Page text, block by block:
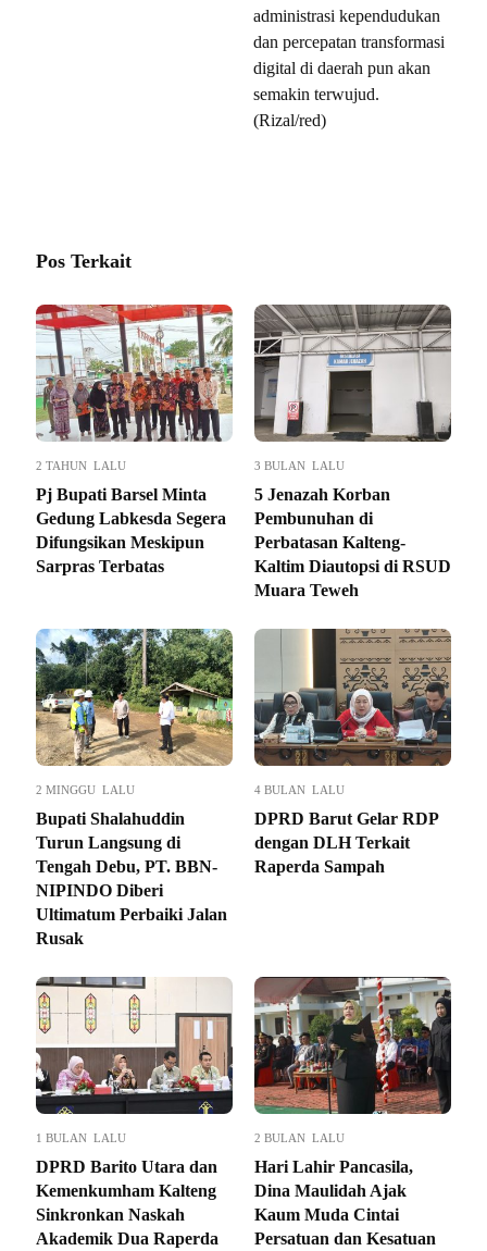
administrasi kependudukan
dan percepatan transformasi
digital di daerah pun akan
semakin terwujud.
(Rizal/red)
Pos Terkait
2 TAHUN LALU
Pj Bupati Barsel Minta
Gedung Labkesda Segera
Difungsikan Meskipun
Sarpras Terbatas
3 BULAN LALU
5 Jenazah Korban
Pembunuhan di
Perbatasan Kalteng-
Kaltim Diautopsi di RSUD
Muara Teweh
2 MINGGU LALU
Bupati Shalahuddin
Turun Langsung di
Tengah Debu, PT. BBN-
NIPINDO Diberi
Ultimatum Perbaiki Jalan
Rusak
4 BULAN LALU
DPRD Barut Gelar RDP
dengan DLH Terkait
Raperda Sampah
1 BULAN LALU
DPRD Barito Utara dan
Kemenkumham Kalteng
Sinkronkan Naskah
Akademik Dua Raperda
2 BULAN LALU
Hari Lahir Pancasila,
Dina Maulidah Ajak
Kaum Muda Cintai
Persatuan dan Kesatuan